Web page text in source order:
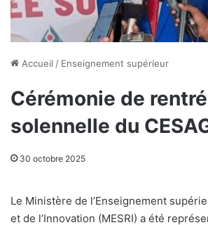
Accueil / Enseignement supérieur
Cérémonie de
solennelle du
30 octobre 2025
Le Ministère de l’Enseignement
et de l’Innovation (MESRI) a été